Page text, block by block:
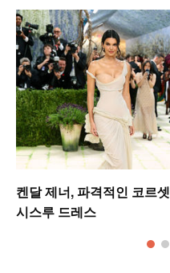
켄달 제너, 파격적인 코르셋
시스루 드레스